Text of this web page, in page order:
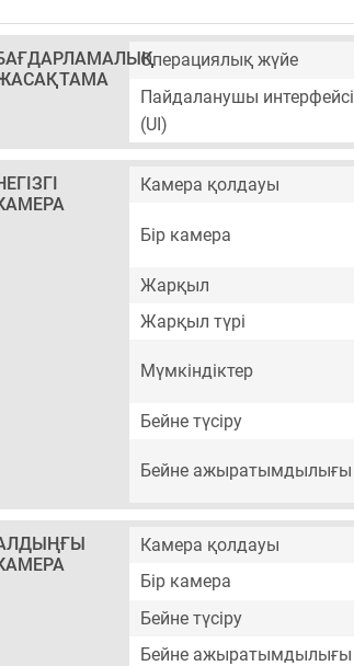
Операциялық жүйе
Пайдаланушы интерфейсі
(UI)
Камера қолдауы
Бір камера
Жарқыл
Жарқыл түрі
Мүмкіндіктер
Бейне түсіру
Бейне ажыратымдылығы
Камера қолдауы
Бір камера
Бейне түсіру
Бейне ажыратымдылығы